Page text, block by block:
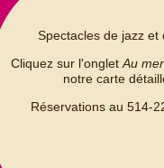
Spectacles de jazz et
Cliquez sur l'onglet Au
notre carte
Réservations au 514-